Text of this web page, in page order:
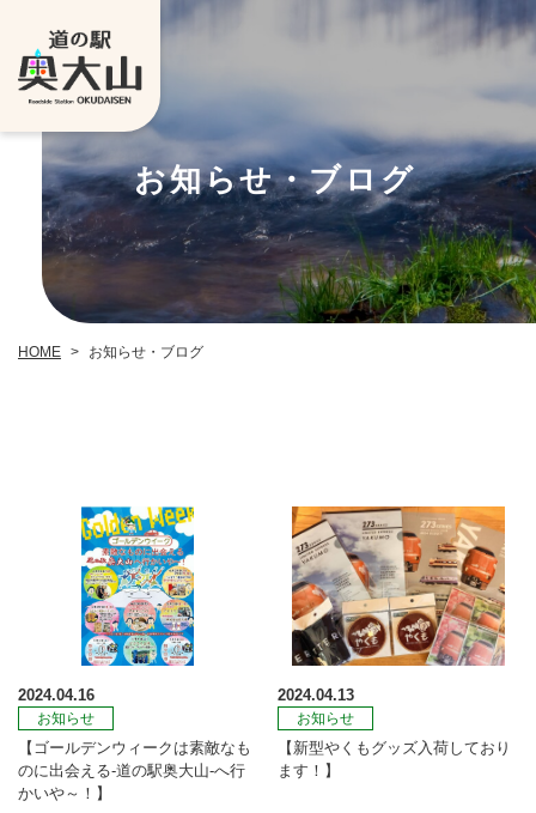
お知らせ・ブログ
HOME > お知らせ・ブログ
2024.04.16
お知らせ
【ゴールデンウィークは素敵なも
のに出会える-道の駅奥大山-へ行
かいや～！】
2024.04.13
お知らせ
【新型やくもグッズ入荷しており
ます！】